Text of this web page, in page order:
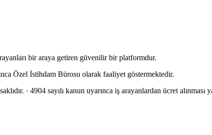
bir araya getiren güvenilir bir platformdur.
Özel İstihdam Bürosu olarak faaliyet göstermektedir.
· 4904 sayılı kanun uyarınca iş arayanlardan ücret alınması